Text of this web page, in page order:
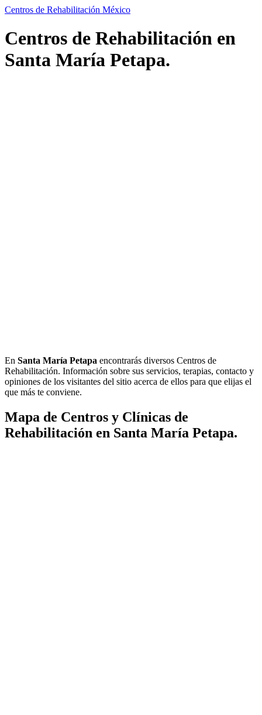
Centros de Rehabilitación México
Centros de Rehabilitación en
Santa María Petapa.
En Santa María Petapa encontrarás diversos Centros de
Rehabilitación. Información sobre sus servicios, terapias, contacto y
opiniones de los visitantes del sitio acerca de ellos para que elijas el
que más te conviene.
Mapa de Centros y Clínicas de
Rehabilitación en Santa María Petapa.